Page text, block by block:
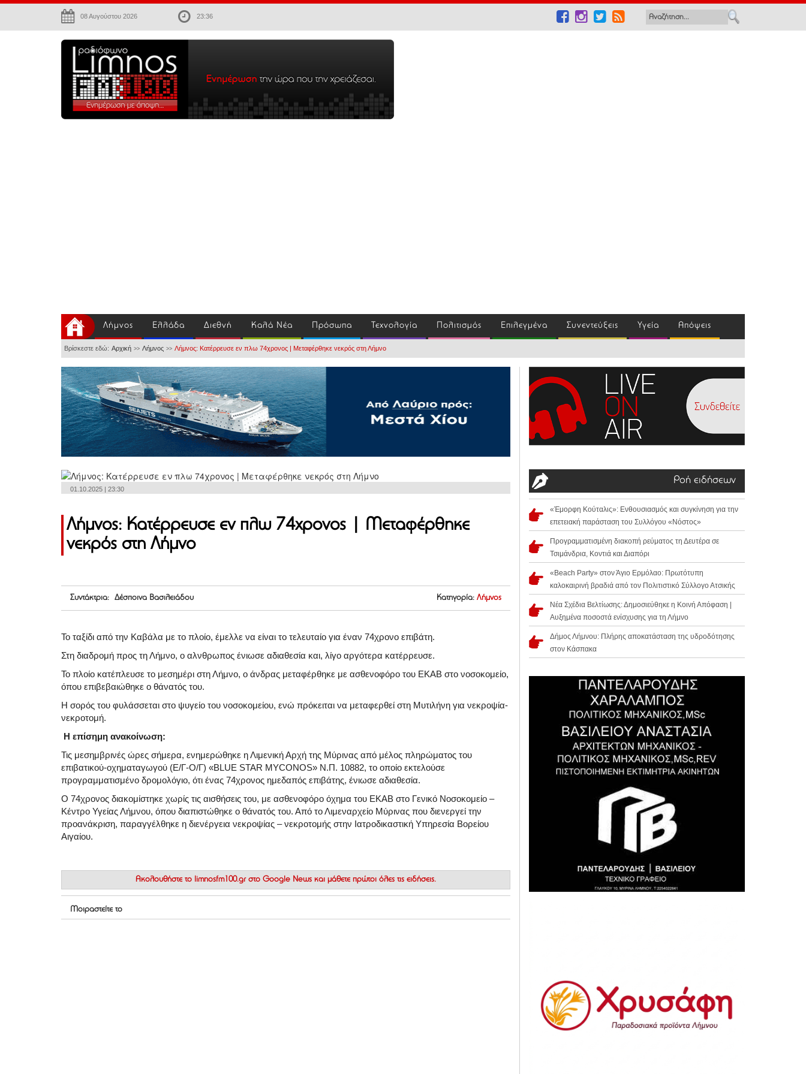
08 Αυγούστου 2026 23:36
Λήμνος Ελλάδα Διεθνή Καλά Νέα Πρόσωπα Τεχνολογία Πολιτισμός Επιλεγμένα Συνεντεύξεις Υγεία Απόψεις
Βρίσκεστε εδώ: Αρχική >> Λήμνος >> Λήμνος: Κατέρρευσε εν πλω 74χρονος | Μεταφέρθηκε νεκρός στη Λήμνο
01.10.2025 | 23:30
Λήμνος: Κατέρρευσε εν πλω 74χρονος | Μεταφέρθηκε
νεκρός στη Λήμνο
Συντάκτρια: Δέσποινα Βασιλειάδου Κατηγορία: Λήμνος
Το ταξίδι από την Καβάλα με το πλοίο, έμελλε να είναι το τελευταίο για έναν 74χρονο επιβάτη.
Στη διαδρομή προς τη Λήμνο, ο αλνθρωπος ένιωσε αδιαθεσία και, λίγο αργότερα κατέρρευσε.
Το πλοίο κατέπλευσε το μεσημέρι στη Λήμνο, ο άνδρας μεταφέρθηκε με ασθενοφόρο του ΕΚΑΒ στο νοσοκομείο,
όπου επιβεβαιώθηκε ο θάνατός του.
Η σορός του φυλάσσεται στο ψυγείο του νοσοκομείου, ενώ πρόκειται να μεταφερθεί στη Μυτιλήνη για νεκροψία-
νεκροτομή.
Η επίσημη ανακοίνωση:
Τις μεσημβρινές ώρες σήμερα, ενημερώθηκε η Λιμενική Αρχή της Μύρινας από μέλος πληρώματος του
επιβατικού-οχηματαγωγού (Ε/Γ-Ο/Γ) «BLUE STAR MYCONOS» Ν.Π. 10882, το οποίο εκτελούσε
προγραμματισμένο δρομολόγιο, ότι ένας 74χρονος ημεδαπός επιβάτης, ένιωσε αδιαθεσία.
Ο 74χρονος διακομίστηκε χωρίς τις αισθήσεις του, με ασθενοφόρο όχημα του ΕΚΑΒ στο Γενικό Νοσοκομείο –
Κέντρο Υγείας Λήμνου, όπου διαπιστώθηκε ο θάνατός του. Από το Λιμεναρχείο Μύρινας που διενεργεί την
προανάκριση, παραγγέλθηκε η διενέργεια νεκροψίας – νεκροτομής στην Ιατροδικαστική Υπηρεσία Βορείου
Αιγαίου.
Ακολουθήστε το limnosfm100.gr στο Google News και μάθετε πρώτοι όλες τις ειδήσεις.
Μοιραστείτε το
Ροή ειδήσεων
«Έμορφη Κούταλις»: Ενθουσιασμός και συγκίνηση για την
επετειακή παράσταση του Συλλόγου «Νόστος»
Προγραμματισμένη διακοπή ρεύματος τη Δευτέρα σε
Τσιμάνδρια, Κοντιά και Διαπόρι
«Beach Party» στον Άγιο Ερμόλαο: Πρωτότυπη
καλοκαιρινή βραδιά από τον Πολιτιστικό Σύλλογο Ατσικής
Νέα Σχέδια Βελτίωσης: Δημοσιεύθηκε η Κοινή Απόφαση |
Αυξημένα ποσοστά ενίσχυσης για τη Λήμνο
Δήμος Λήμνου: Πλήρης αποκατάσταση της υδροδότησης
στον Κάσπακα